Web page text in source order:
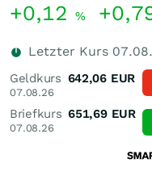
+0,12 %
Letzter Kurs
Geldkurs
07.08.26
642,06 EUR
Briefkurs
07.08.26
651,69 EUR